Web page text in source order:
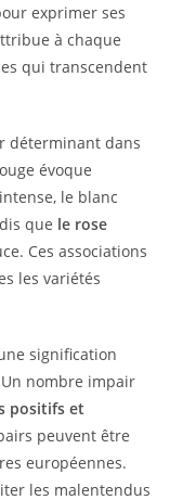
exprimer ses
à chaque
qui transcendent
déterminant dans
évoque
le blanc
que le rose
Ces associations
les variétés
signification
nombre impair
positifs et
peuvent être
européennes.
les malentendus